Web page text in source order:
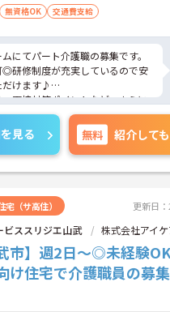
無資格OK 交通費支給
にてパート介護職の募集です。
◎研修制度が充実しているので安
だけます♪
面接対策ポイントなど、さらに
ますのでお気軽にご相談くださ
見る 無料 紹介して
（サ高住） 更新日
ビススリジエ山武 株式会社アイ
武市】週2日～◎未経験
け住宅で介護職員の募